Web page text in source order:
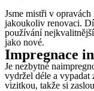
Jsme mistři v
jakoukoliv renovaci.
používání
jako nové.
Impregnace
Je nezbytné
vydržel déle a vypadat
vizitkou, takže si